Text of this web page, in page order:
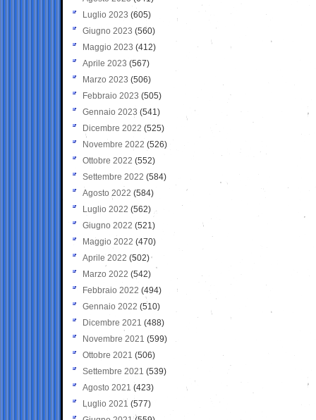
Luglio 2023 (605)
Giugno 2023 (560)
Maggio 2023 (412)
Aprile 2023 (567)
Marzo 2023 (506)
Febbraio 2023 (505)
Gennaio 2023 (541)
Dicembre 2022 (525)
Novembre 2022 (526)
Ottobre 2022 (552)
Settembre 2022 (584)
Agosto 2022 (584)
Luglio 2022 (562)
Giugno 2022 (521)
Maggio 2022 (470)
Aprile 2022 (502)
Marzo 2022 (542)
Febbraio 2022 (494)
Gennaio 2022 (510)
Dicembre 2021 (488)
Novembre 2021 (599)
Ottobre 2021 (506)
Settembre 2021 (539)
Agosto 2021 (423)
Luglio 2021 (577)